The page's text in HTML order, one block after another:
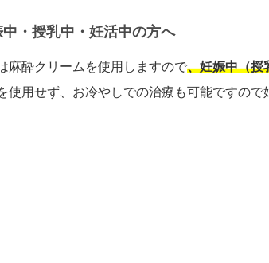
中・授乳中・妊活中の方へ
麻酔クリームを使用しますので、妊娠中（授
使用せず、お冷やしでの治療も可能ですので